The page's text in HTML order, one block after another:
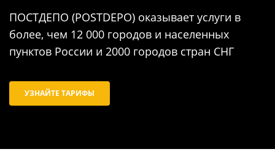
ПОСТДЕПО (POSTDEPO) оказывает услуги в
более, чем 12 000 городов и населенных
пунктов России и 2000 городов стран СНГ
УЗНАЙТЕ ТАРИФЫ